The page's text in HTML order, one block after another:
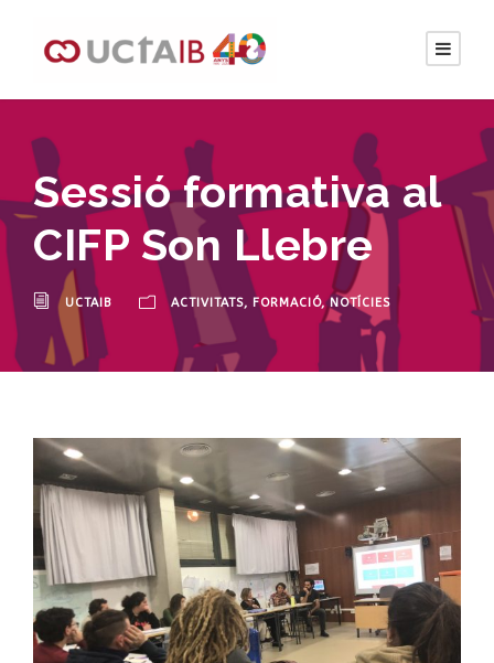
Sessió formativa al
CIFP Son Llebre
UCTAIB ACTIVITATS, FORMACIÓ, NOTÍCIES